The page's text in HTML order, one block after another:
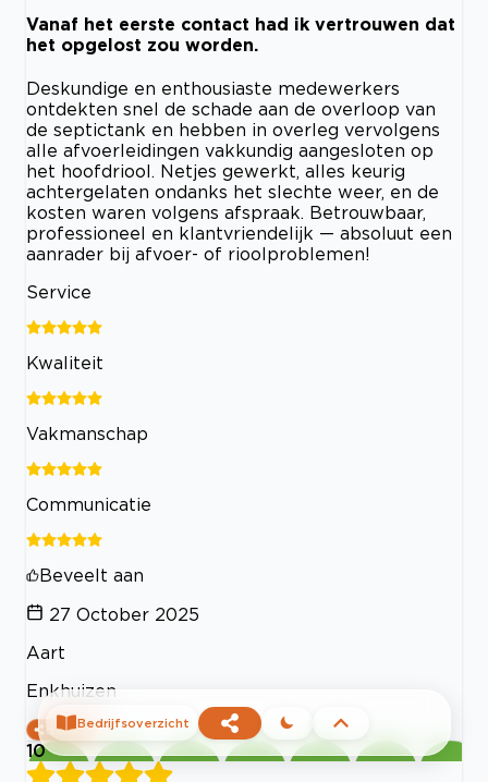
Vanaf het eerste contact had ik vertrouwen dat
het opgelost zou worden.
Deskundige en enthousiaste medewerkers
ontdekten snel de schade aan de overloop van
de septictank en hebben in overleg vervolgens
alle afvoerleidingen vakkundig aangesloten op
het hoofdriool. Netjes gewerkt, alles keurig
achtergelaten ondanks het slechte weer, en de
kosten waren volgens afspraak. Betrouwbaar,
professioneel en klantvriendelijk — absoluut een
aanrader bij afvoer- of rioolproblemen!
Service
Kwaliteit
Vakmanschap
Communicatie
Beveelt aan
27 October 2025
Aart
Enkhuizen
delen
10
Bedrijfsoverzicht